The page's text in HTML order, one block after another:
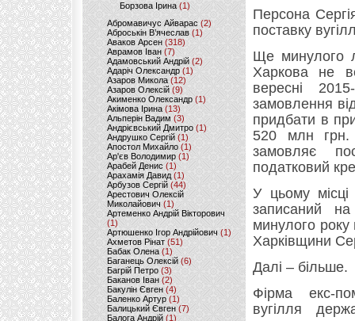
Борзова Ірина(1)
Абромавичус Айварас (2)
Аброськін В’ячеслав(1)
Аваков Арсен (318)
Аврамов Іван (7)
Адамовський Андрій(2)
Адаріч Олександр (1)
Азаров Микола (12)
Азаров Олексій (9)
Акименко Олександр(1)
Акімова Ірина(13)
Альперін Вадим (3)
Андрієвський Дмитро(1)
Андрушко Сергій(1)
Апостол Михайло(1)
Ар'єв Володимир (1)
Арабей Денис(1)
Арахамія Давид (1)
Арбузов Сергій (44)
Арестович Олексій
Миколайович(1)
Артеменко Андрій Вікторович
(1)
Артюшенко Ігор Андрійович(1)
Ахметов Рінат(51)
Бабак Олена(1)
Баганець Олексій(6)
Багрій Петро (3)
Баканов Іван(2)
Бакулін Євген (4)
Баленко Артур(1)
Балицький Євген(7)
Балога Андрій (1)
Персона
поставку
Ще минулого
Харкова не
вересні
замовлення
придбати в
520 млн грн.
замовляє
податковий
У цьому
записаний на
минулого
Харківщини
Далі – більше.
Фірма екс-
вугілля